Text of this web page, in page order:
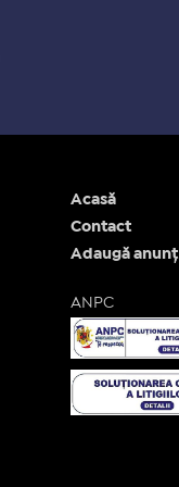
Acasă
Contact
Adaugă anunț
ANPC